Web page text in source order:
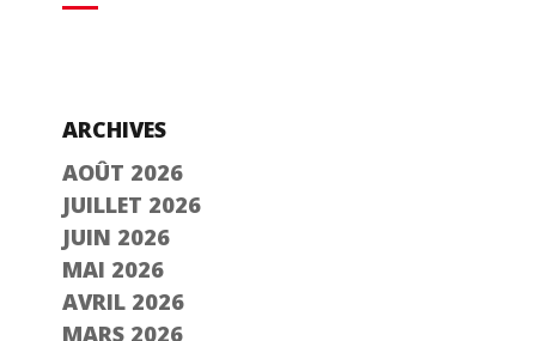
ARCHIVES
AOÛT 2026
JUILLET 2026
JUIN 2026
MAI 2026
AVRIL 2026
MARS 2026